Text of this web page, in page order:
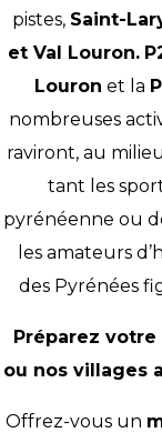
pistes, Saint-
et Val Louron.
Louron et la
nombreuses
raviront, au
tant les
pyrénéenne ou
les amateurs
des Pyrénées
Préparez
ou nos villages
Offrez-vous un